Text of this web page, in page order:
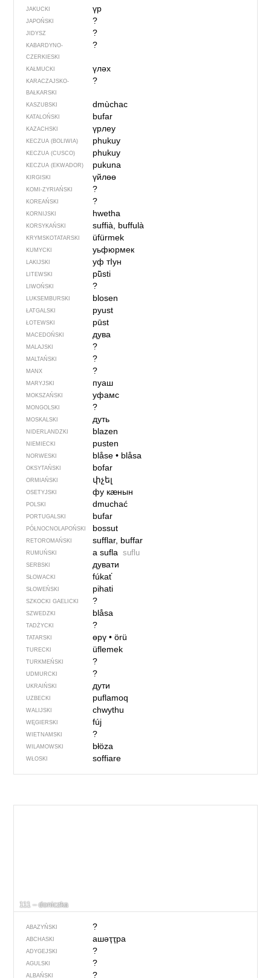
JAKUCKI үр
JAPOŃSKI ?
JIDYSZ ?
KABARDYNO-
CZERKIESKI
?
KAŁMUCKI үләх
KARACZAJSKO-
BAŁKARSKI
?
KASZUBSKI dmùchac
KATALOŃSKI bufar
KAZACHSKI үрлеу
KECZUA (BOLIWIA) phukuy
KECZUA (CUSCO) phukuy
KECZUA (EKWADOR) pukuna
KIRGISKI үйлөө
KOMI-ZYRIAŃSKI ?
KOREAŃSKI ?
KORNIJSKI hwetha
KORSYKAŃSKI suffià, buffulà
KRYMSKOTATARSKI üfürmek
KUMYCKI уьфюрмек
LAKIJSKI уф тIун
LITEWSKI pū̃sti
LIWOŃSKI ?
LUKSEMBURSKI blosen
ŁATGALSKI pyust
ŁOTEWSKI pūst
MACEDOŃSKI дува
MALAJSKI ?
MALTAŃSKI ?
MANX ?
MARYJSKI пуаш
MOKSZAŃSKI уфамс
MONGOLSKI ?
MOSKALSKI дуть
NIDERLANDZKI blazen
NIEMIECKI pusten
NORWESKI blåse• blåsa
OKSYTAŃSKI bofar
ORMIAŃSKI փչել
OSETYJSKI фу кӕнын
POLSKI dmuchać
PORTUGALSKI bufar
PÓŁNOCNO­LA­POŃ­SKI bossut
RETOROMAŃSKI sufflar, buffar
RUMUŃSKI a sufla suflu
SERBSKI дувати
SŁOWACKI fúkať
SŁOWEŃSKI pihati
SZKOCKI GAELICKI ?
SZWEDZKI blåsa
TADŻYCKI ?
TATARSKI өрү• örü
TURECKI üflemek
TURKMEŃSKI ?
UDMURCKI ?
UKRAIŃSKI дути
UZBECKI puflamoq
WALIJSKI chwythu
WĘGIERSKI fúj
WIETNAMSKI ?
WILAMOWSKI błöza
WŁOSKI soffiare
111 – doniczka
ABAZYŃSKI ?
ABCHASKI ашәҭҭра
ADYGEJSKI ?
AGULSKI ?
ALBAŃSKI ?